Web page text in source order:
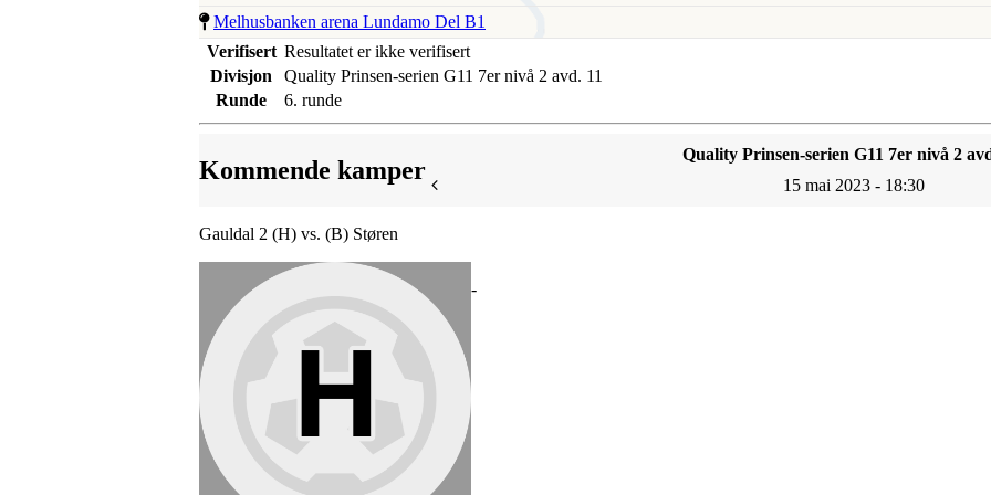
Melhusbanken arena Lundamo Del B1
Verifisert Resultatet er ikke verifisert
Divisjon
Quality Prinsen-serien G11 7er nivå 2 avd. 11
Runde
6. runde
Kommende kamper
Quality Prinsen-serien G11 7er nivå 2
15 mai 2023 - 18:30
Gauldal 2 (H) vs. (B) Støren
-